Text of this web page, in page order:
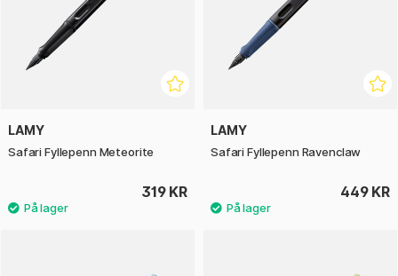
LAMY
Safari Fyllepenn Meteorite
319 KR
LAMY
Safari Fyllepenn Ravenclaw
449 KR